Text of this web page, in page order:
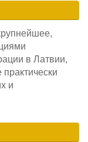
в Латвии,
и